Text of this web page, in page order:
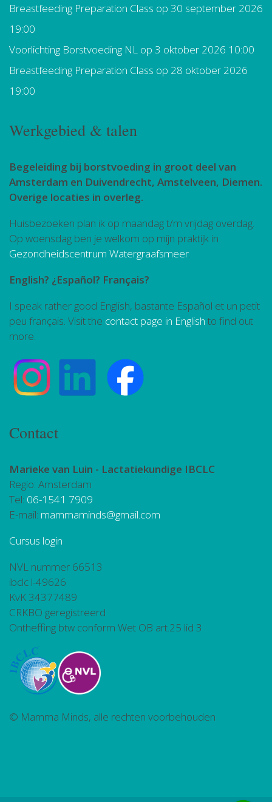
Breastfeeding Preparation Class op 30 september 2026
19:00
Voorlichting Borstvoeding NL op 3 oktober 2026 10:00
Breastfeeding Preparation Class op 28 oktober 2026
19:00
Werkgebied & talen
Begeleiding bij borstvoeding in groot deel van
Amsterdam en Duivendrecht, Amstelveen, Diemen.
Overige locaties in overleg.
Huisbezoeken plan ik op maandag t/m vrijdag overdag.
Op woensdag ben je welkom op mijn praktijk in
Gezondheidscentrum Watergraafsmeer
English? ¿Español? Français?
I speak rather good English, bastante Español et un petit
peu français. Visit the contact page in English to find out
more.
Contact
Marieke van Luin - Lactatiekundige IBCLC
Regio: Amsterdam
Tel: 06-1541 7909
E-mail: mammaminds@gmail.com
Cursus login
NVL nummer 66513
ibclc l-49626
KvK 34377489
CRKBO geregistreerd
Ontheffing btw conform Wet OB art.25 lid 3
© Mamma Minds, alle rechten voorbehouden